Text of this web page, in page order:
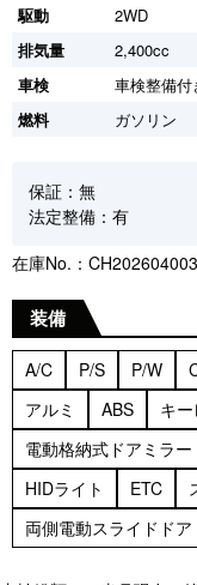
駆動
2WD
排気量
2,400cc
車検
車検整備付
燃料
ガソリン
保証：無
法定整備：有
在庫No.：
装備
A/C P/S P/W
アルミ
ABS キ
電動格納式ドアミラー
HIDライト
ETC
両側電動スライドドア